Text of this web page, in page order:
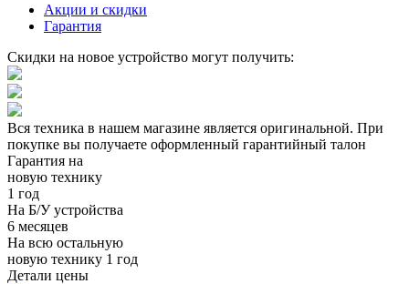
Акции и скидки
Гарантия
Скидки на новое устройство могут получить:
Вся техника в нашем магазине является оригинальной. При
покупке вы получаете оформленный гарантийный талон
Гарантия на
новую технику
1 год
На Б/У устройства
6 месяцев
На всю остальную
новую технику 1 год
Детали цены